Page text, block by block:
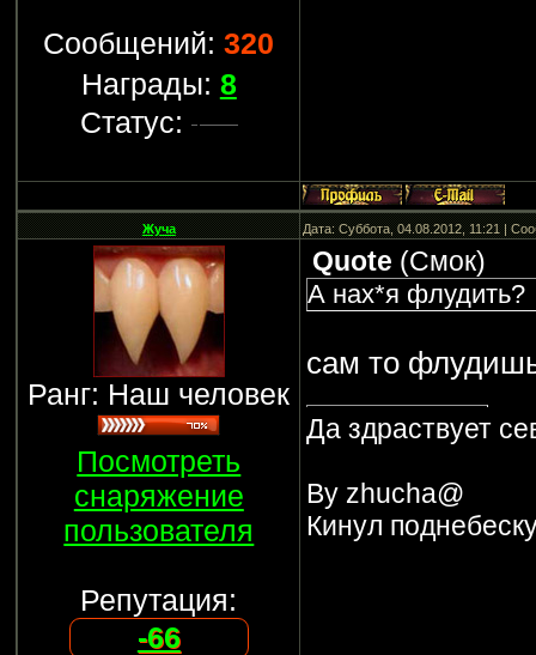
Сообщений:320
Награды: 8
Статус:
Жуча Дата: Суббота, 04.08.2012, 11:21 |
Ранг: Наш человек
Посмотреть
снаряжение
пользователя
Репутация:
-66
Quote (Смок)
А нах*я флудить?
сам то
Да здраствует
By zhucha@
Кинул